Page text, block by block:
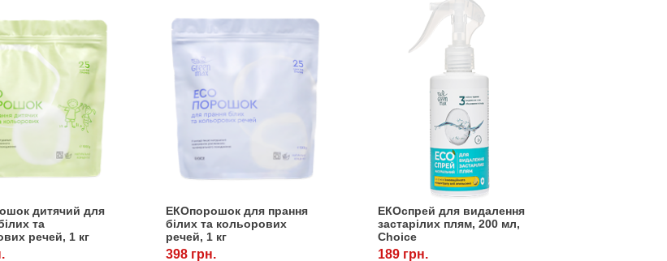
дитячий для
та
речей, 1 кг
ЕКОпорошок для прання
білих та кольорових
речей, 1 кг
398 грн.
ЕКОспрей для видалення
застарілих плям, 200 мл,
Choice
189 грн.